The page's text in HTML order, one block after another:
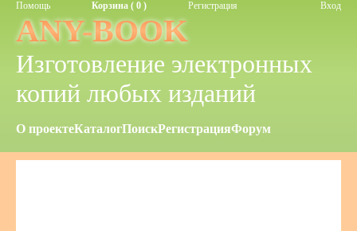
Помощь Корзина ( 0 ) Регистрация Вход
ANY-BOOK
Изготовление электронных
копий любых изданий
О проектеКаталогПоискРегистрацияФорум